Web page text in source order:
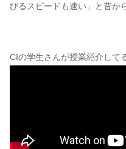
びるスピードも速い」と昔か
CIの学生さんが授業紹介して